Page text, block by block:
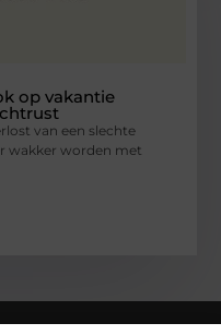
op vakantie
van een slechte
wakker worden met